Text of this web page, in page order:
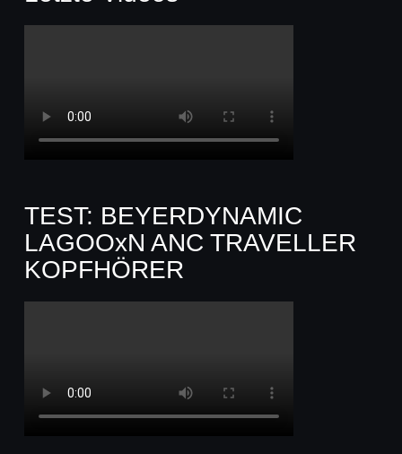
TEST: BEYERDYNAMIC
LAGOOxN ANC TRAVELLER
KOPFHÖRER